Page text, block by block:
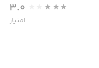
3.0
امتیاز